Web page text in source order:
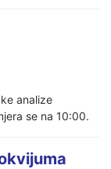
analize
se na 10:00.